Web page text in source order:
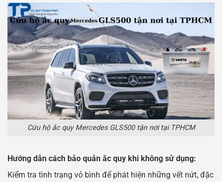
Cứu hộ ắc quy Mercedes GLS500 tận nơi tại TPHCM
Hướng dẫn cách bảo quản ắc quy khi không sử dụng:
Kiểm tra tình trạng vỏ bình để phát hiện những vết nứt, đặc